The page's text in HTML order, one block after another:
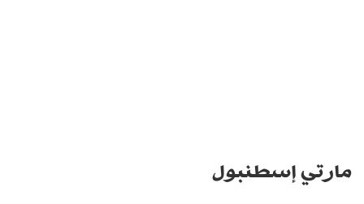
مارتي إسطنبول